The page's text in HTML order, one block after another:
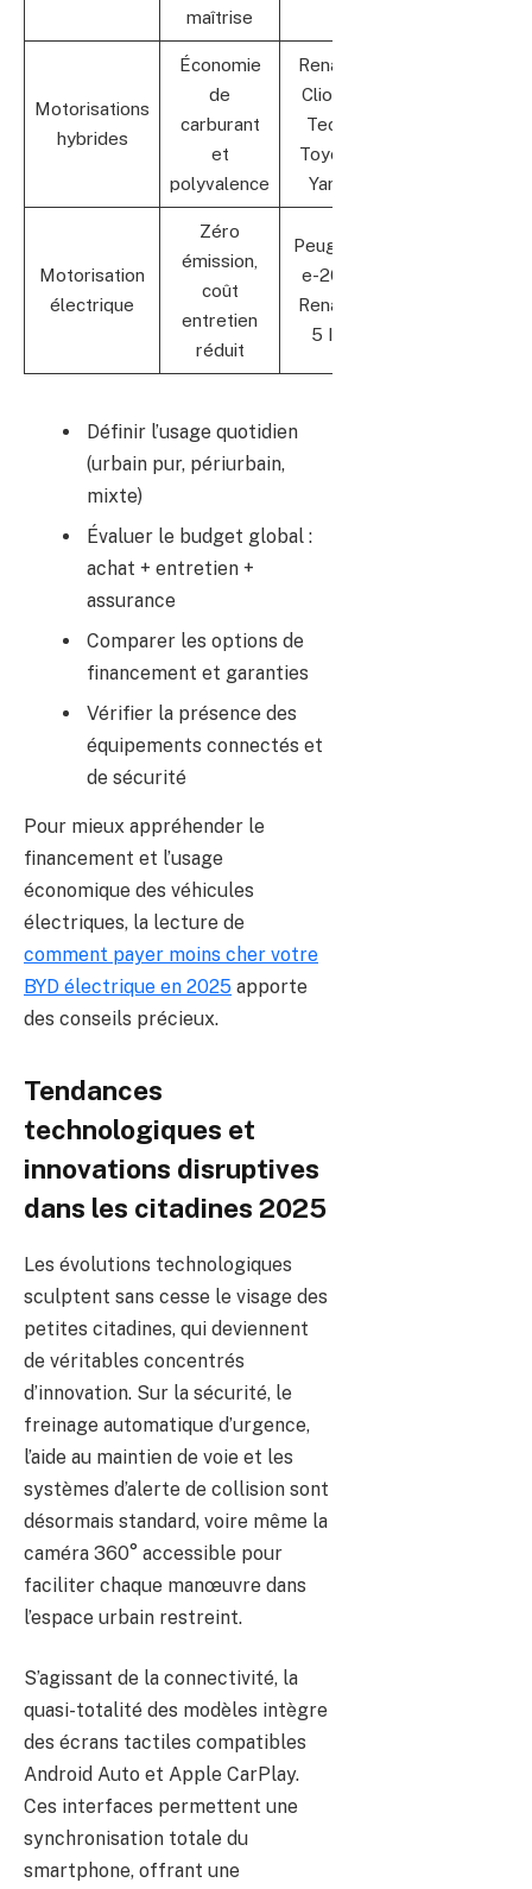
maîtrise
Motorisations
hybrides
Économie
de
carburant
et
polyvalence
Renault
Clio E-
Tech,
Toyota
Yaris
Motorisation
électrique
Zéro
émission,
coût
entretien
réduit
Peugeot
e-208,
Renault
5 III
Définir l’usage quotidien
(urbain pur, périurbain,
mixte)
Évaluer le budget global :
achat + entretien +
assurance
Comparer les options de
financement et garanties
Vérifier la présence des
équipements connectés et
de sécurité
Pour mieux appréhender le
financement et l’usage
économique des véhicules
électriques, la lecture de
comment payer moins cher votre
BYD électrique en 2025 apporte
des conseils précieux.
Tendances
technologiques et
innovations disruptives
dans les citadines 2025
Les évolutions technologiques
sculptent sans cesse le visage des
petites citadines, qui deviennent
de véritables concentrés
d’innovation. Sur la sécurité, le
freinage automatique d’urgence,
l’aide au maintien de voie et les
systèmes d’alerte de collision sont
désormais standard, voire même la
caméra 360° accessible pour
faciliter chaque manœuvre dans
l’espace urbain restreint.
S’agissant de la connectivité, la
quasi-totalité des modèles intègre
des écrans tactiles compatibles
Android Auto et Apple CarPlay.
Ces interfaces permettent une
synchronisation totale du
smartphone, offrant une